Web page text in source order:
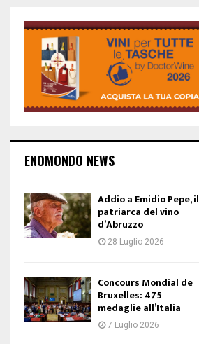
ENOMONDO NEWS
Addio a Emidio Pepe, il
patriarca del vino
d’Abruzzo
28 Luglio 2026
Concours Mondial de
Bruxelles: 475
medaglie all’Italia
7 Luglio 2026